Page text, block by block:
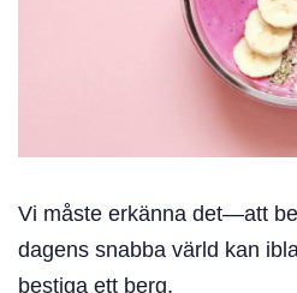
Vi måste erkänna det—att
dagens snabba värld kan
bestiga ett berg.